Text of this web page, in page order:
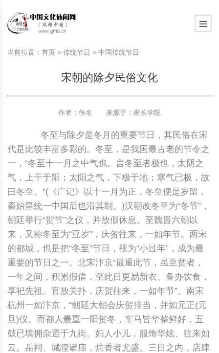
旅游民俗文化动态
中国民俗史话
中国民俗信仰
中国民俗禁忌
中外婚俗文化
中国民俗研究
中国民俗时尚
中国传统服饰
中华民居
中华文脉
中国古代休闲文化
国外民俗趣谈
旅游出行知识
时尚休闲文化
国际交流
中国传统节日
中国生肖文化
中国饮食文化
刺绣
绸伞
灯笼
草编
扎染
皮影
木雕
紫砂壶
中国结
中国民间故事
中国周易文化
国外神秘文化
中国性文化
现代家庭教育知识
生活百科
教育百科
其他百科
旅游民俗文化动态
中国民俗史话
中国民俗信仰
中国民俗禁忌
中外婚俗文化
中国民俗研究
中国民俗时尚
中国传统服饰
中华民居
中华文脉
中国古代休闲文化
国外民俗趣谈
旅游出行知识
时尚休闲文化
国际交流
中国传统节日
中国生肖文化
中国饮食文化
刺绣
绸伞
灯笼
草编
扎染
皮影
木雕
紫砂壶
中国结
中国民间故事
中国周易文化
国外神秘文化
中国性文化
现代家庭教育知识
生活百科
教育百科
其他百科
当前位置： 首页 > 传统节日 > 中国传统节日
宋朝的除夕民俗文化
作者：佚名 来源于： 家长学院
冬至与除夕是冬月的重要节日，其民俗在宋
代是比较丰富多彩的。冬至，是我国最古老的节令之
一，“冬至十一月之中气也。言冬至者极也，太阴之
气，上干于阳；太阳之气，下极于地；寒气已极，故
曰冬至。”(《广记》以十一月为正，冬至便是岁留，
秦始皇统一中国后也沿其制。)汉朝改冬至为“冬节”，
朝廷举行“贺节”之仪，并放假休息。至魏晋六朝以
来，又称冬至为“亚岁”，庆贺往来，一如年节。两宋
的都城，也是把“冬至”节日，视为“小过年”，成为最
重要的节日之一。北宋汴京“最重此节，虽至贫者，
一年之间，积累假借，至此日更易新衣、备办饮食，
享祀先祖。官放关扑，庆贺往来，一如年节”。南宋
杭州一如汴京，“朝廷大朝会庆贺排当，并如元正(元
旦)仪。而都人最重一阳贺冬，车马皆华整鲜好，五
鼓已填拥杂遝于九街。妇人小儿，服饰华炫、往来如
云。岳祠、城隍诸庙，炷香者尤盛。三日之内，店肆